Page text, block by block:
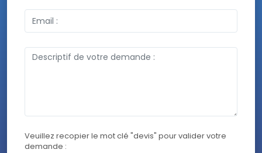
Veuillez recopier le mot clé "devis" pour valider votre
demande :